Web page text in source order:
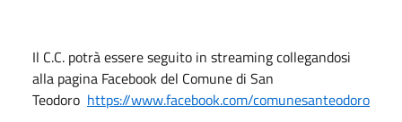
Il C.C. potrà essere seguito in streaming collegandosi
alla pagina Facebook del Comune di San
Teodoro https://www.facebook.com/comunesanteodoro